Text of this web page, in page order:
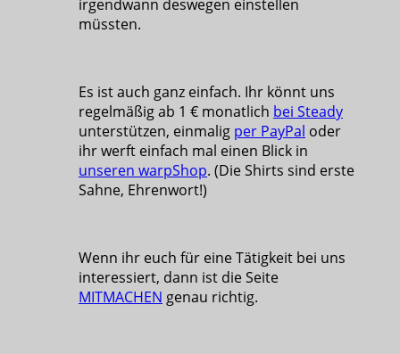
irgendwann deswegen einstellen
müssten.
Es ist auch ganz einfach. Ihr könnt uns
regelmäßig ab 1 € monatlich bei Steady
unterstützen, einmalig per PayPal oder
ihr werft einfach mal einen Blick in
unseren warpShop. (Die Shirts sind erste
Sahne, Ehrenwort!)
Wenn ihr euch für eine Tätigkeit bei uns
interessiert, dann ist die Seite
MITMACHEN genau richtig.